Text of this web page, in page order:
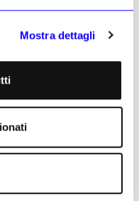
Mostra dettagli